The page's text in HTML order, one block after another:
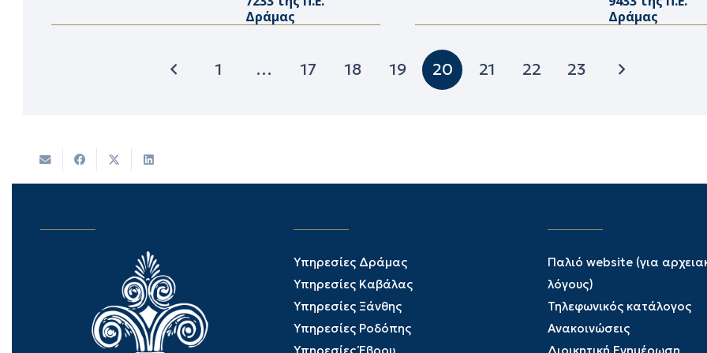
Δράμας
Δράμας
1 … 17 18 19 20 21 22 23
Υπηρεσίες Δράμας
Υπηρεσίες Καβάλας
Υπηρεσίες Ξάνθης
Υπηρεσίες Ροδόπης
Παλιό website (για
λόγους)
Τηλεφωνικός κατάλογος
Ανακοινώσεις